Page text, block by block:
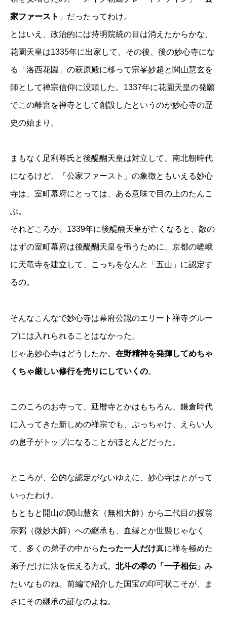
家ファースト 」だったってわけ。
とはいえ、政治的には持明院統の目は消えたからかな、
花園天皇は1335年に出家して、その後、後の妙心寺にな
る「洛西花園」の萩原殿に移って宗峯妙超と関山慧玄を
師として禅宗信仰に没頭した。1337年に花園天皇の発願
でこの離宮を禅寺として創設したというのが妙心寺の歴
史の始まり。
まもなく足利尊氏と後醍醐天皇は対立して、南北朝時代
になるけど、「公家ファースト」の象徴ともいえる妙心
寺は、室町幕府にとっては、ある意味で目の上のたんこ
ぶ。
それどころか、1339年に後醍醐天皇が亡くなると、敵の
はずの室町幕府は後醍醐天皇を弔うために、京都の嵯峨
に天竜寺を建立して、こっちをなんと「五山」に認定す
るの。
そんなこんなで妙心寺は幕府公認のエリート禅寺グルー
プには入れられることはなかった。
じゃあ妙心寺はどうしたか。 在野精神を発揮してめちゃ
くちゃ厳しい修行を売りにしていくの。
このころのお寺って、延暦寺とかはもちろん、鎌倉時代
に入ってきた新しめの禅宗でも、ぶっちゃけ、えらい人
の息子がトップになることがほとんどだった。
ところが、公的な認定がないゆえに、妙心寺はとがって
いったわけ。
もともと開山の関山慧玄（無相大師）から二代目の授翁
宗弼（微妙大師）への継承も、血縁とか世襲じゃなく
て、多くの弟子の中からたった一人だけ真に禅を極めた
弟子だけに法を伝える方式。 北斗の拳の「一子相伝」 み
たいなものね。前編で紹介した国宝の印可状こそが、ま
さにその継承の証なのよね。